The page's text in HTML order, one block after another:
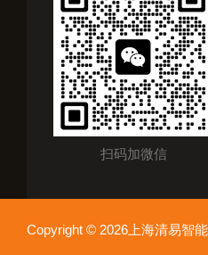
扫码加微信
Copyright © 2026上海清易智